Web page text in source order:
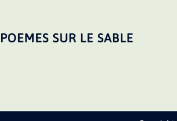
POEMES SUR LE SABLE